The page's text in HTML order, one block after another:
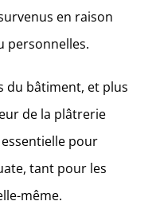
en raison
personnelles.
du bâtiment, et plus
de la plâtrerie
pour
tant pour les
même.